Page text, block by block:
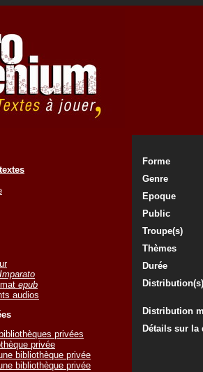
Imparato
epub
audios
privées
privée
bibliothèque privée
bibliothèque privée
Forme
Genre
Epoque
Public
Troupe(s)
Thèmes
Durée
Distribution(s)
Distribution
Détails sur